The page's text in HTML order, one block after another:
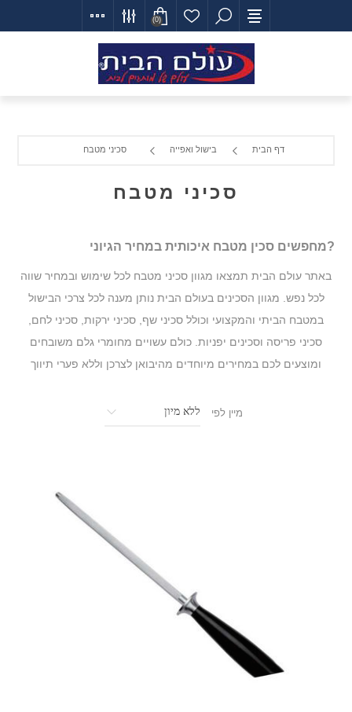
(0)
דף הבית בישול ואפייה סכיני מטבח
סכיני מטבח
?מחפשים סכין מטבח איכותית במחיר הגיוני
באתר עולם הבית תמצאו מגוון סכיני מטבח לכל שימוש ובמחיר שווה
לכל נפש. מגוון הסכינים בעולם הבית נותן מענה לכל צרכי הבישול
במטבח הביתי והמקצועי וכולל סכיני שף, סכיני ירקות, סכיני לחם,
סכיני פריסה וסכינים יפניות. כולם עשויים מחומרי גלם משובחים
ומוצעים לכם במחירים מיוחדים מהיבואן לצרכן וללא פערי תיווך
מיין לפי